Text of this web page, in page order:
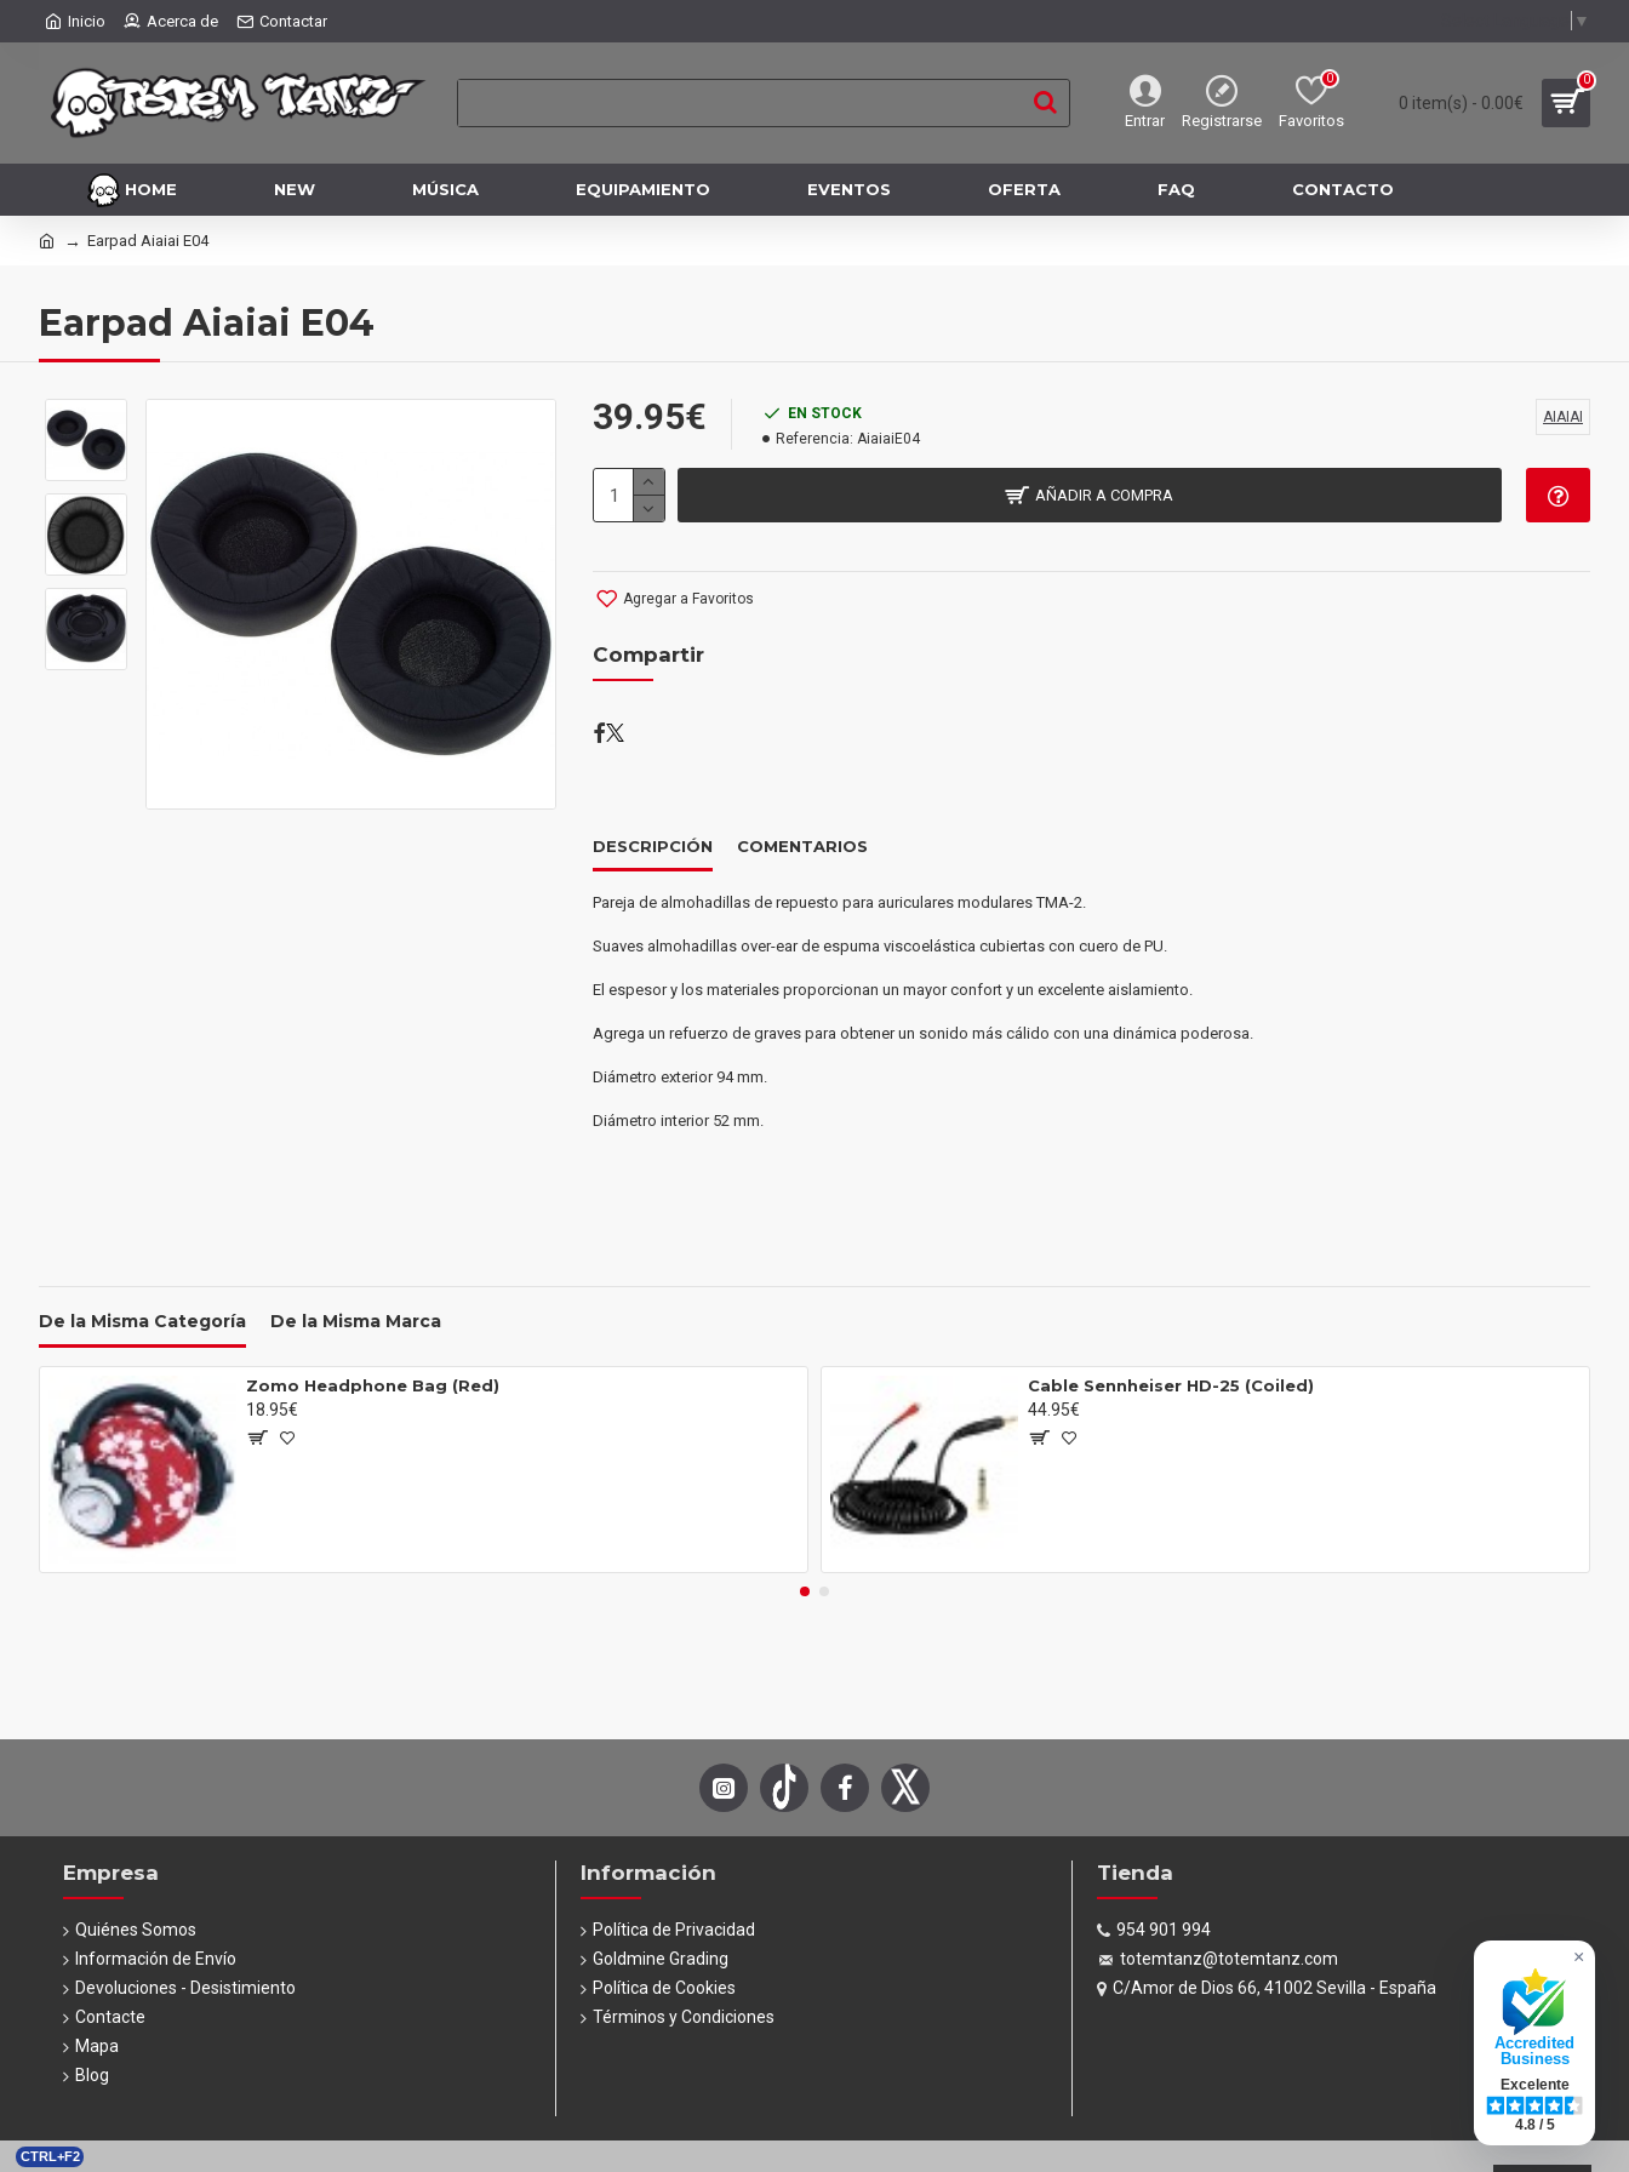
CTRL+F2
Inicio Acerca de Contactar ▼
Entrar Registrarse Favoritos
0
0 item(s) - 0.00€
0
HOME NEW MÚSICA EQUIPAMIENTO EVENTOS OFERTA FAQ CONTACTO
Earpad Aiaiai E04
Earpad Aiaiai E04
39.95€
EN STOCK
Referencia: AiaiaiE04
AIAIAI
AÑADIR A COMPRA
Agregar a Favoritos
Compartir
DESCRIPCIÓN COMENTARIOS
Pareja de almohadillas de repuesto para auriculares modulares TMA-2.
Suaves almohadillas over-ear de espuma viscoelástica cubiertas con cuero de PU.
El espesor y los materiales proporcionan un mayor confort y un excelente aislamiento.
Agrega un refuerzo de graves para obtener un sonido más cálido con una dinámica poderosa.
Diámetro exterior 94 mm.
Diámetro interior 52 mm.
De la Misma Categoría De la Misma Marca
Zomo Headphone Bag (Red)
18.95€
Cable Sennheiser HD-25 (Coiled)
44.95€
Empresa
Quiénes Somos
Información de Envío
Devoluciones - Desistimiento
Contacte
Mapa
Blog
Información
Política de Privacidad
Goldmine Grading
Política de Cookies
Términos y Condiciones
Tienda
954 901 994
totemtanz@totemtanz.com
C/Amor de Dios 66, 41002 Sevilla - España
×
Accredited
Business
Excelente
4.8 / 5